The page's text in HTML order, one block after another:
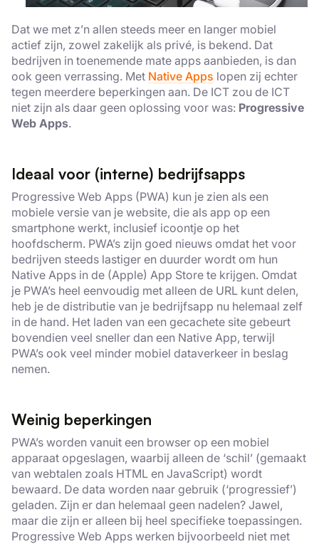
Dat we met z’n allen steeds meer en langer mobiel
actief zijn, zowel zakelijk als privé, is bekend. Dat
bedrijven in toenemende mate apps aanbieden, is dan
ook geen verrassing. Met Native Apps lopen zij echter
tegen meerdere beperkingen aan. De ICT zou de ICT
niet zijn als daar geen oplossing voor was: Progressive
Web Apps.
Ideaal voor (interne) bedrijfsapps
Progressive Web Apps (PWA) kun je zien als een
mobiele versie van je website, die als app op een
smartphone werkt, inclusief icoontje op het
hoofdscherm. PWA’s zijn goed nieuws omdat het voor
bedrijven steeds lastiger en duurder wordt om hun
Native Apps in de (Apple) App Store te krijgen. Omdat
je PWA’s heel eenvoudig met alleen de URL kunt delen,
heb je de distributie van je bedrijfsapp nu helemaal zelf
in de hand. Het laden van een gecachete site gebeurt
bovendien veel sneller dan een Native App, terwijl
PWA’s ook veel minder mobiel dataverkeer in beslag
nemen.
Weinig beperkingen
PWA’s worden vanuit een browser op een mobiel
apparaat opgeslagen, waarbij alleen de ‘schil’ (gemaakt
van webtalen zoals HTML en JavaScript) wordt
bewaard. De data worden naar gebruik (‘progressief’)
geladen. Zijn er dan helemaal geen nadelen? Jawel,
maar die zijn er alleen bij heel specifieke toepassingen.
Progressive Web Apps werken bijvoorbeeld niet met